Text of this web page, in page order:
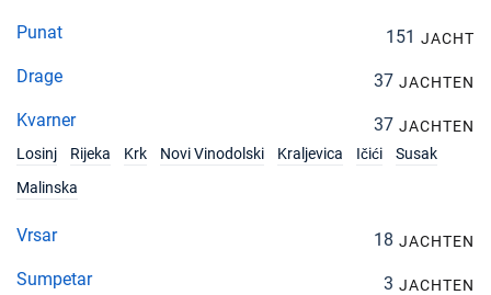
Punat 151 JACHT
Drage 37 JACHTEN
Kvarner 37 JACHTEN
Losinj
Rijeka Krk Novi Vinodolski Kraljevica Ičići
Susak
Malinska
Vrsar 18 JACHTEN
Sumpetar 3 JACHTEN